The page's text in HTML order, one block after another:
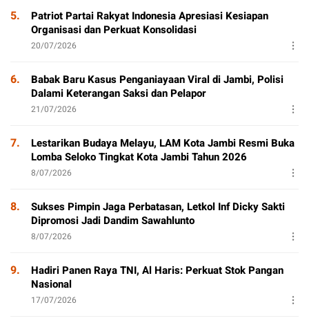
5.
Patriot Partai Rakyat Indonesia Apresiasi Kesiapan
Organisasi dan Perkuat Konsolidasi
20/07/2026
6.
Babak Baru Kasus Penganiayaan Viral di Jambi, Polisi
Dalami Keterangan Saksi dan Pelapor
21/07/2026
7.
Lestarikan Budaya Melayu, LAM Kota Jambi Resmi Buka
Lomba Seloko Tingkat Kota Jambi Tahun 2026
8/07/2026
8.
Sukses Pimpin Jaga Perbatasan, Letkol Inf Dicky Sakti
Dipromosi Jadi Dandim Sawahlunto
8/07/2026
9.
Hadiri Panen Raya TNI, Al Haris: Perkuat Stok Pangan
Nasional
17/07/2026